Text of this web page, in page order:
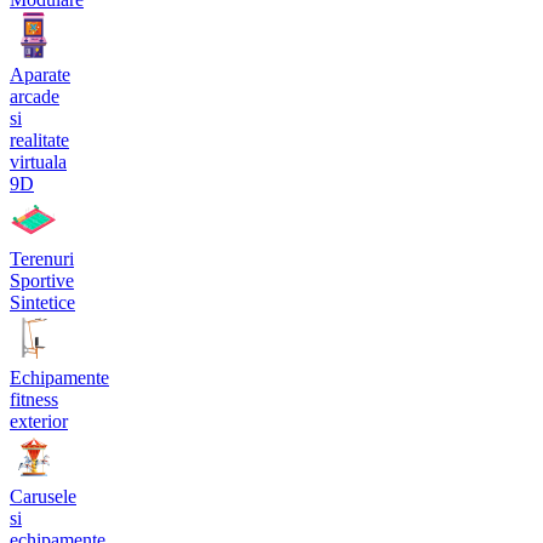
Aparate
arcade
si
realitate
virtuala
9D
Terenuri
Sportive
Sintetice
Echipamente
fitness
exterior
Carusele
si